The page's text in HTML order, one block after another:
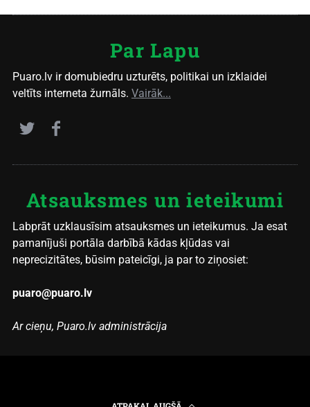
Par Lapu
Puaro.lv ir domubiedru uzturēts, politikai un izklaidei
veltīts interneta žurnāls. Vairāk...
Atsauksmes un ieteikumi
Labprāt uzklausīsim atsauksmes un ieteikumus. Ja esat
pamanījuši portāla darbībā kādas kļūdas vai
neprecizitātes, būsim pateicīgi, ja par to ziņosiet:
puaro@puaro.lv
Ar cieņu, Puaro.lv administrācija